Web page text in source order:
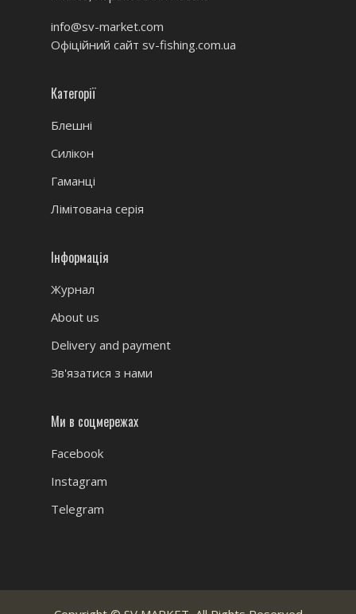
info@sv-market.com
Офіційний сайт sv-fishing.com.ua
Категорії
Блешні
Силікон
Гаманці
Лімітована серія
Інформація
Журнал
About us
Delivery and payment
Зв'язатися з нами
Ми в соцмережах
Facebook
Instagram
Telegram